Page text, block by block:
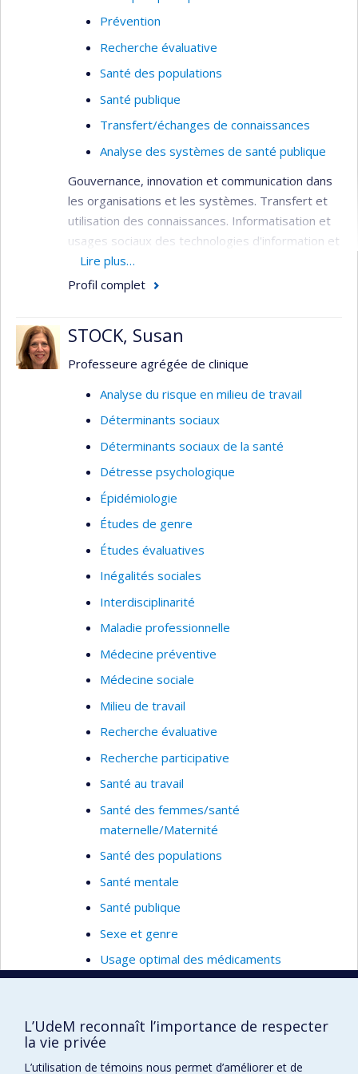
activités d’érudition, ayant accepté de nouvelles
responsabilités académiques et administratives.
Prévention
Recherche évaluative
Santé des populations
Santé publique
Transfert/échanges de connaissances
Analyse des systèmes de santé publique
Gouvernance, innovation et communication dans
les organisations et les systèmes. Transfert et
utilisation des connaissances. Informatisation et
usages sociaux des technologies d'information et
de communication. Responsabilisation et
participation du patient et du citoyen.
Lire plus…
Profil complet
STOCK, Susan
Professeure agrégée de clinique
Analyse du risque en milieu de travail
Déterminants sociaux
Déterminants sociaux de la santé
Détresse psychologique
Épidémiologie
Études de genre
Études évaluatives
Inégalités sociales
Interdisciplinarité
Maladie professionnelle
Médecine préventive
Médecine sociale
Milieu de travail
Recherche évaluative
Recherche participative
Santé au travail
Santé des femmes/santé
maternelle/Maternité
Santé des populations
Santé mentale
Santé publique
Sexe et genre
Usage optimal des médicaments
Contraintes du travail biomécaniques
Contraintes du travail organisationnelles et
L’UdeM reconnaît l’importance de respecter
la vie privée
L’utilisation de témoins nous permet d’améliorer et de